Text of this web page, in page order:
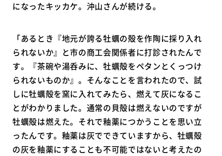
になったキッカケ。沖山さんが続ける。
「あるとき『地元が誇る牡蠣の殻を作陶に採り入れ
られないか』と市の商工会関係者に打診されたんで
す。『茶碗や湯呑みに、牡蠣殻をペタンとくっつけ
られないものか』。そんなことを言われたので、試
しに牡蠣殻を窯に入れてみたら、燃えて灰になるこ
とがわかりました。通常の貝殻は燃えないのですが
牡蠣殻は燃えた。それで釉薬につかうことを思い立
ったんです。釉薬は灰でできていますから、牡蠣殻
の灰を釉薬にすることも不可能ではないと考えたの